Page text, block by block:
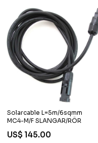
Solarcable L=5m/6sqmm
MC4-M/F SLANGAR/RÖR
US$ 145.00